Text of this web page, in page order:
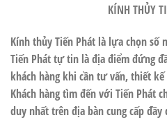
KÍNH THỦY
Kính thủy Tiến Phát là lựa chọn số
Tiến Phát tự tin là địa điểm đứng
khách hàng khi cần tư vấn, thiết kế
Khách hàng tìm đến với Tiến Phát
duy nhất trên địa bàn cung cấp đầy